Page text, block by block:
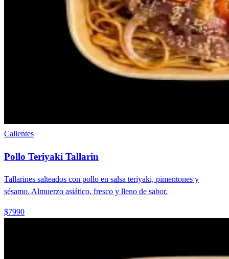
Calientes
Pollo Teriyaki Tallarin
Tallarines salteados con pollo en salsa teriyaki, pimentones y
sésamo. Almuerzo asiático, fresco y lleno de sabor.
$7990